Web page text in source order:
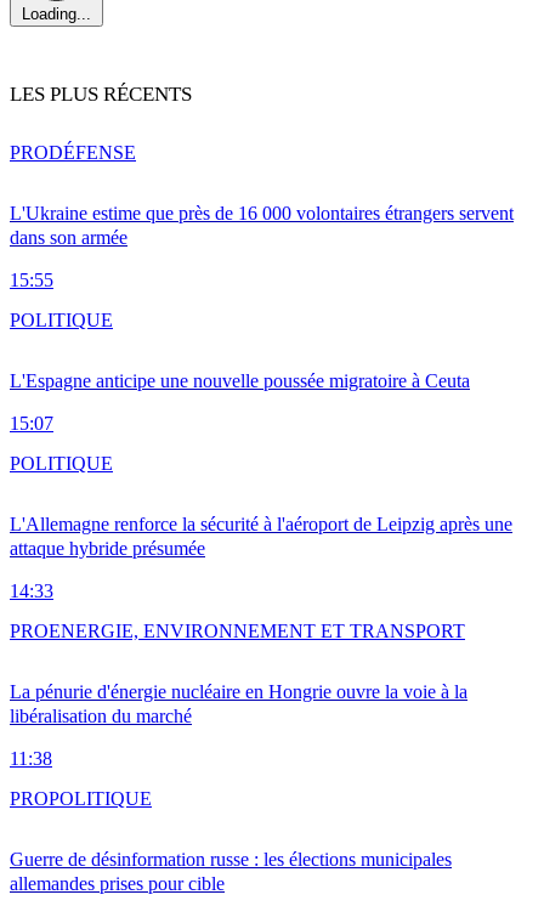
Loading...
LES PLUS RÉCENTS
L'Ukraine estime que près de 16 000 volontaires étrangers servent
dans son armée
15:55
PRODÉFENSE
L'Espagne anticipe une nouvelle poussée migratoire à Ceuta
15:07
POLITIQUE
L'Allemagne renforce la sécurité à l'aéroport de Leipzig après une
attaque hybride présumée
14:33
POLITIQUE
La pénurie d'énergie nucléaire en Hongrie ouvre la voie à la
libéralisation du marché
11:38
PROENERGIE, ENVIRONNEMENT ET TRANSPORT
Guerre de désinformation russe : les élections municipales
allemandes prises pour cible
PROPOLITIQUE